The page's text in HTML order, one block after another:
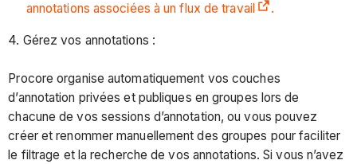
annotations associées à un flux de travail
.
4. Gérez vos annotations :
Procore organise automatiquement vos couches
d’annotation privées et publiques en groupes lors de
chacune de vos sessions d’annotation, ou vous pouvez
créer et renommer manuellement des groupes pour faciliter
le filtrage et la recherche de vos annotations. Si vous n’avez